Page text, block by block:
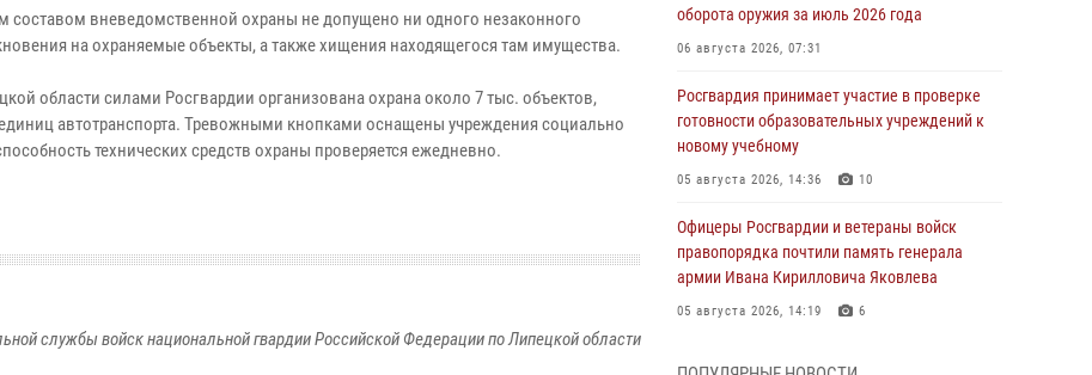
составом вневедомственной охраны не допущено ни одного незаконного
на охраняемые объекты, а также хищения находящегося там имущества.
области силами Росгвардии организована охрана около 7 тыс. объектов,
автотранспорта. Тревожными кнопками оснащены учреждения социально
технических средств охраны проверяется ежедневно.
службы войск национальной гвардии Российской Федерации по Липецкой области
оборота оружия за июль 2026 года
06 августа 2026, 07:31
Росгвардия принимает участие в проверке
готовности образовательных учреждений к
новому учебному
05 августа 2026, 14:36 10
Офицеры Росгвардии и ветераны войск
правопорядка почтили память генерала
армии Ивана Кирилловича Яковлева
05 августа 2026, 14:19 6